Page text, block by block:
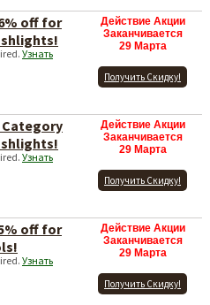
off for
Узнать
Действие Акции
Заканчивается
29 Марта
Получить Скидку!
Узнать
Действие Акции
Заканчивается
29 Марта
Получить Скидку!
off for
Узнать
Действие Акции
Заканчивается
29 Марта
Получить Скидку!